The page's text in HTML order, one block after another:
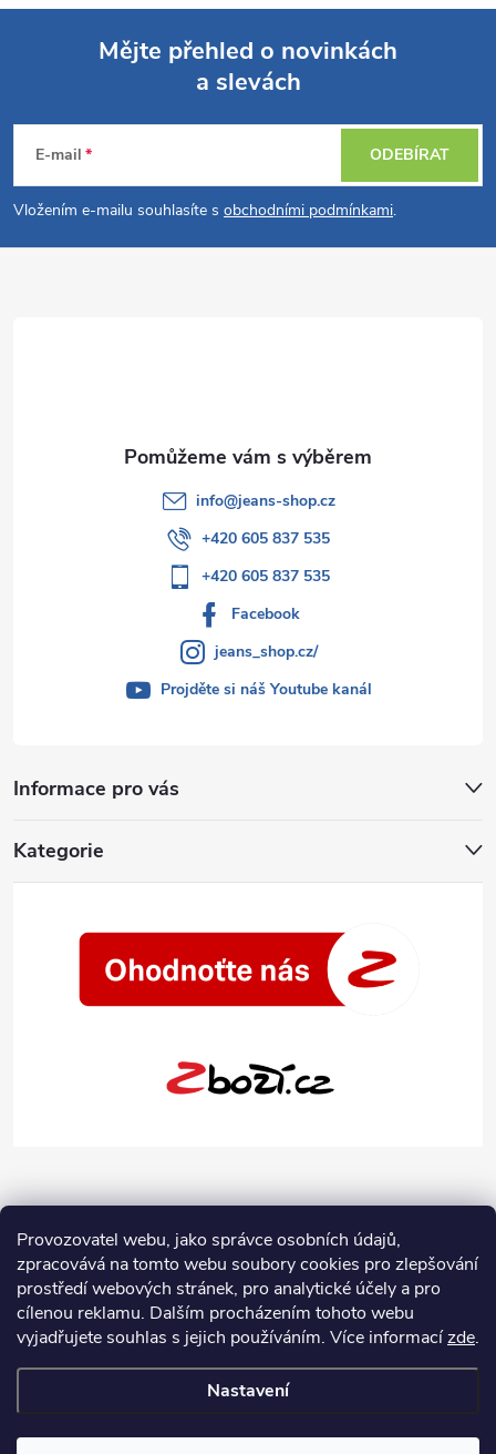
Provozovatel webu, jako správce osobních údajů,
zpracovává na tomto webu soubory cookies pro zlepšování
prostředí webových stránek, pro analytické účely a pro
cílenou reklamu. Dalším procházením tohoto webu
vyjadřujete souhlas s jejich používáním. Více informacízde.
Nastavení
p
a
Mějte přehled o novinkách
a slevách
E-mail
Vložením e-mailu souhlasíte s obchodními podmínkami.
ODEBÍRAT
Informace pro vás
Kategorie
info@jeans-shop.cz
+420 605 837 535
+420 605 837 535
Facebook
jeans_shop.cz/
Projděte si náš Youtube kanál
nastavení cookies